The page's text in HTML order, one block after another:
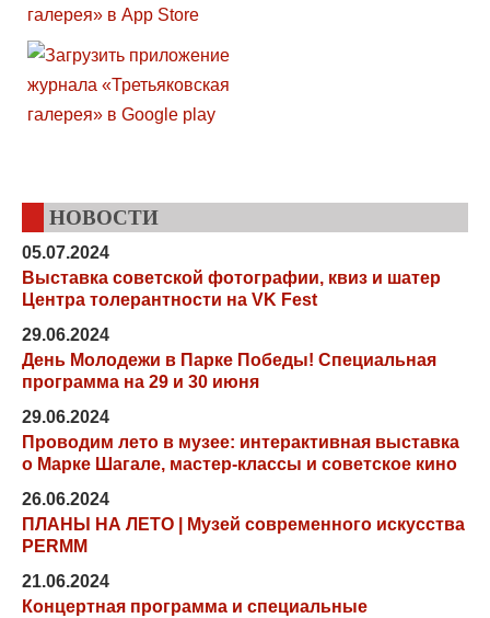
НОВОСТИ
05.07.2024
Выставка советской фотографии, квиз и шатер
Центра толерантности на VK Fest
29.06.2024
День Молодежи в Парке Победы! Специальная
программа на 29 и 30 июня
29.06.2024
Проводим лето в музее: интерактивная выставка
о Марке Шагале, мастер-классы и советское кино
26.06.2024
ПЛАНЫ НА ЛЕТО | Музей современного искусства
PERMM
21.06.2024
Концертная программа и специальные